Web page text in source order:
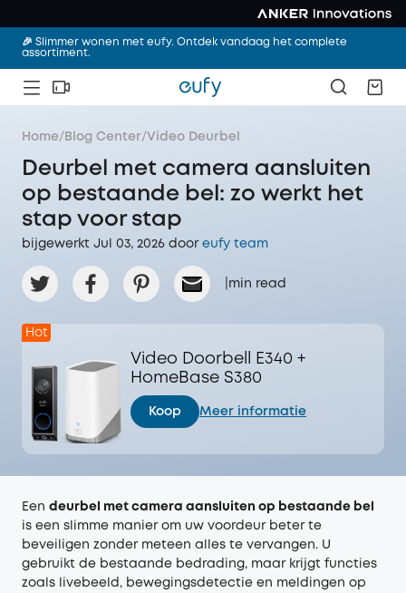
🎉 Slimmer wonen met eufy. Ontdek vandaag het complete
assortiment.
Home/ Blog Center/Video Deurbel
Deurbel met camera aansluiten
op bestaande bel: zo werkt het
stap voor stap
bijgewerkt Jul 03, 2026 door‌ eufy team
min read
Hot
Video Doorbell E340 +
HomeBase S380
Koop Meer informatie
Een deurbel met camera aansluiten op bestaande bel
is een slimme manier om uw voordeur beter te
beveiligen zonder meteen alles te vervangen. U
gebruikt de bestaande bedrading, maar krijgt functies
zoals livebeeld, bewegingsdetectie en meldingen op